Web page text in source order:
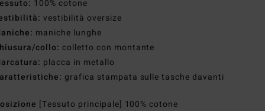
100% cotone
vestibilità oversize
maniche lunghe
collo: colletto con montante
placca in metallo
grafica stampata sulle tasche davanti
[Tessuto principale] 100% cotone